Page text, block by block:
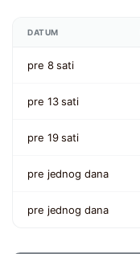
DATUM
pre 8 sati
pre 13 sati
pre 19 sati
pre jednog dana
pre jednog dana